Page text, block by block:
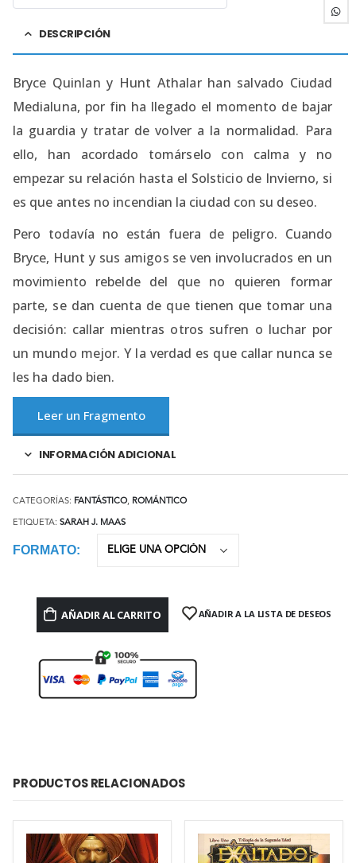
DESCRIPCIÓN
Bryce Quinlan y Hunt Athalar han salvado Ciudad
Medialuna, por fin ha llegado el momento de bajar
la guardia y tratar de volver a la normalidad. Para
ello, han acordado tomárselo con calma y no
empezar su relación hasta el Solsticio de Invierno, si
es que antes no incendian la ciudad con su deseo.
Pero todavía no están fuera de peligro. Cuando
Bryce, Hunt y sus amigos se ven involucrados en un
movimiento rebelde del que no quieren formar
parte, se dan cuenta de que tienen que tomar una
decisión: callar mientras otros sufren o luchar por
un mundo mejor. Y la verdad es que callar nunca se
les ha dado bien.
Leer un Fragmento
INFORMACIÓN ADICIONAL
CATEGORÍAS: FANTÁSTICO, ROMÁNTICO
ETIQUETA: SARAH J. MAAS
FORMATO
AÑADIR AL CARRITO AÑADIR A LA LISTA DE DESEOS
PRODUCTOS RELACIONADOS